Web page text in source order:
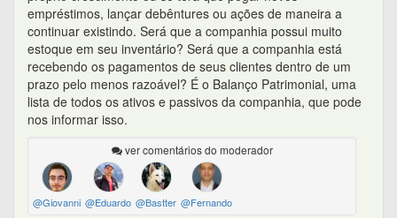
empréstimos, lançar debêntures ou ações de maneira a
continuar existindo. Será que a companhia possui muito
estoque em seu inventário? Será que a companhia está
recebendo os pagamentos de seus clientes dentro de um
prazo pelo menos razoável? É o Balanço Patrimonial, uma
lista de todos os ativos e passivos da companhia, que pode
nos informar isso.
ver comentários do moderador
@Giovanni @Eduardo @Bastter @Fernando